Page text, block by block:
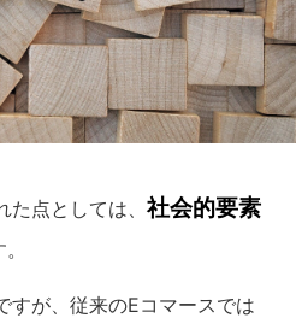
点としては、 社会的要素
すが、従来のEコマースでは